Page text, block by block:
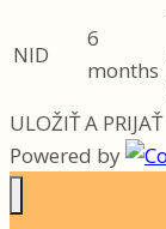
NID
6
months
ULOŽIŤ A PRIJAŤ
Powered by